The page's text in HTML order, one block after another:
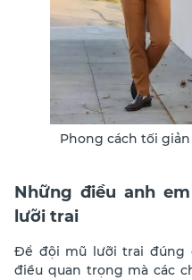
Phong cách tối
Những điều anh
lưỡi trai
Để đội mũ lưỡi trai đúng
điều quan trọng mà các